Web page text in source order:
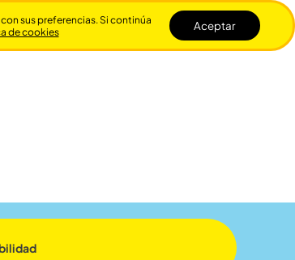
Cerrar
sus preferencias. Si continúa
de cookies Aceptar